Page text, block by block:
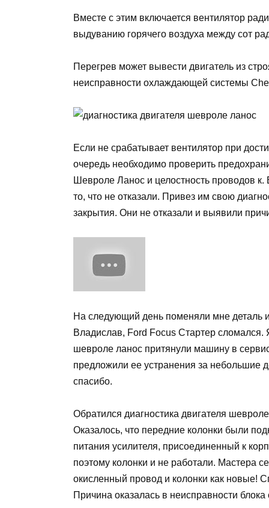
Вместе с этим включается вентилятор
выдуванию горячего воздуха между сот
Перегрев может вывести двигатель из
неисправности охлаждающей системы
Если не срабатывает вентилятор при
очередь необходимо проверить
Шевроле Ланос и целостность проводов к.
то, что не отказали. Привез им свою
закрытия. Они не отказали и выявили
На следующий день поменяли мне деталь
Владислав, Ford Focus Стартер сломался.
шевроле ланос притянули машину в
предложили ее устранения за небольшие
спасибо.
Обратился диагностика двигателя
Оказалось, что передние колонки были
питания усилителя, присоединенный к
поэтому колонки и не работали. Мастера
окисленный провод и колонки как новые!
Причина оказалась в неисправности